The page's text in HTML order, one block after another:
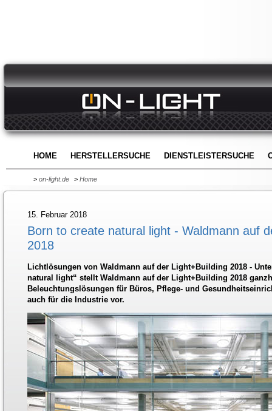
HOME HERSTELLERSUCHE DIENSTLEISTERSUCHE
> on-light.de > Home
15. Februar 2018
Born to create natural light - Waldmann auf
2018
Lichtlösungen von Waldmann auf der Light+Building 2018 -
natural light“ stellt Waldmann auf der Light+Building 2018
Beleuchtungslösungen für Büros, Pflege- und
auch für die Industrie vor.